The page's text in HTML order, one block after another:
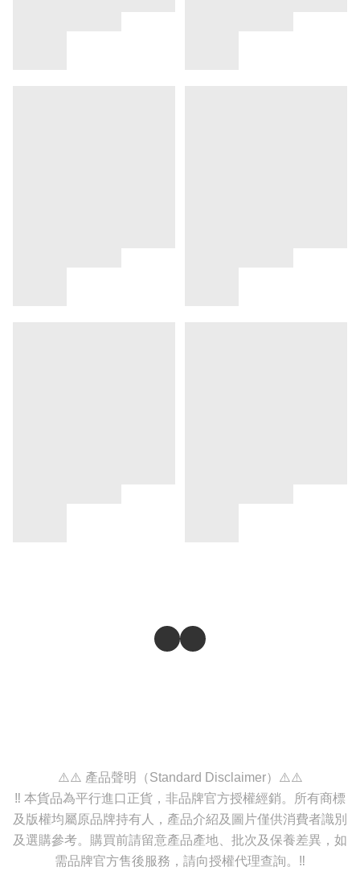
⚠️⚠️ 產品聲明（Standard Disclaimer）⚠️⚠️
‼️ 本貨品為平行進口正貨，非品牌官方授權經銷。所有商標
及版權均屬原品牌持有人，產品介紹及圖片僅供消費者識別
及選購參考。購買前請留意產品產地、批次及保養差異，如
需品牌官方售後服務，請向授權代理查詢。‼️